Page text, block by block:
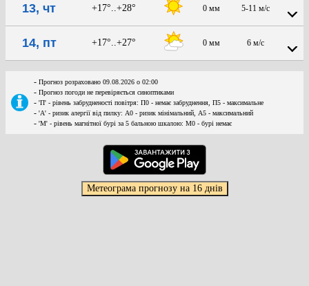
13, чт +17°..+28° 0 мм 5-11 м/с
14, пт +17°..+27° 0 мм 6 м/с
- Прогноз розраховано 09.08.2026 о 02:00
- Прогноз погоди не перевіряється синоптиками
- 'П' - рівень забрудненості повітря: П0 - немає забруднення, П5 - максимальне
- 'А' - ризик алергії від пилку: А0 - ризик мінімальний, А5 - максимальний
- 'М' - рівень магнітної бурі за 5 бальною шкалою: M0 - бурі немає